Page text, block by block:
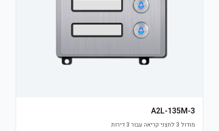
A2L-135M-3
מודול 3 לחצני קריאה עבור 3 דירות